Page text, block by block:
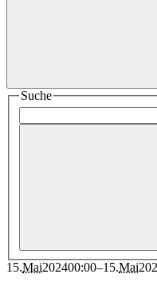
Suche
15.Mai202400:00–15.Mai